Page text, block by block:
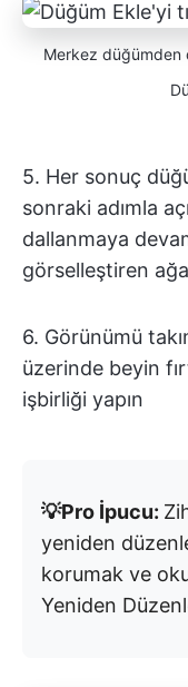
Merkez düğümden
5. Her sonuç
sonraki adımla
dallanmaya
görselleştiren
6. Görünümü
üzerinde beyin
işbirliği yapın
💡Pro İpucu:
yeniden
korumak ve
Yeniden